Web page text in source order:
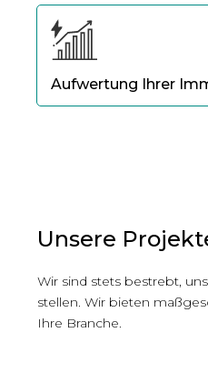
optimieren Sie das
nach der installierten
Aufwertung Ihrer
Unsere
Wir sind stets bestrebt,
stellen. Wir bieten
Ihre Branche.